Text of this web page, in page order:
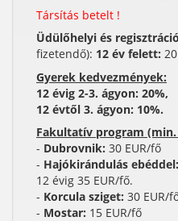
Társítás betelt !
Üdülőhelyi és
fizetendő): 12 év felett:
Gyerek kedvezmények:
12 évig 2-3. ágyon: 20%,
12 évtől 3. ágyon: 10%.
Fakultatív program (min.
- Dubrovnik: 30 EUR/fő
- Hajókirándulás ebéddel:
12 évig 35 EUR/fő.
- Korcula sziget: 30 EUR/
- Mostar: 15 EUR/fő